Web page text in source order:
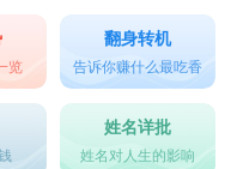
览
翻身转机
告诉你赚什么最吃香
姓名详批
姓名对人生的影响